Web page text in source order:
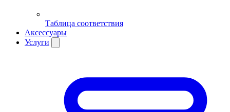
Таблица соответствия
Аксессуары
Услуги